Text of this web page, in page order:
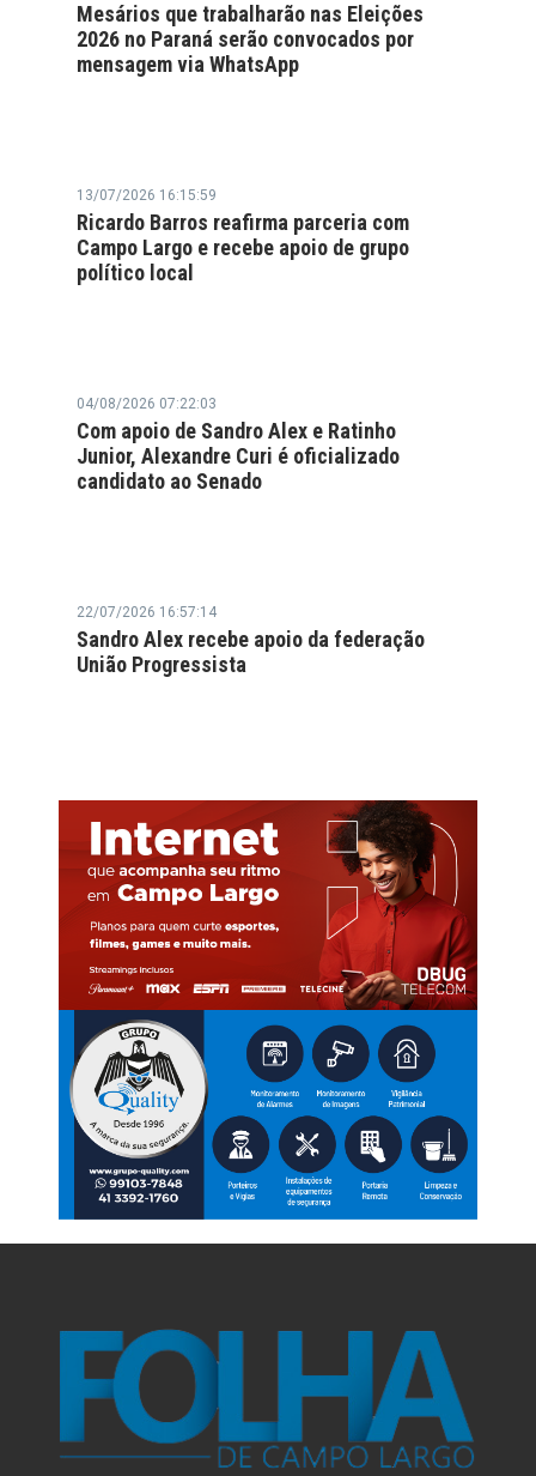
Mesários que trabalharão nas Eleições
2026 no Paraná serão convocados por
mensagem via WhatsApp
13/07/2026 16:15:59
Ricardo Barros reafirma parceria com
Campo Largo e recebe apoio de grupo
político local
04/08/2026 07:22:03
Com apoio de Sandro Alex e Ratinho
Junior, Alexandre Curi é oficializado
candidato ao Senado
22/07/2026 16:57:14
Sandro Alex recebe apoio da federação
União Progressista